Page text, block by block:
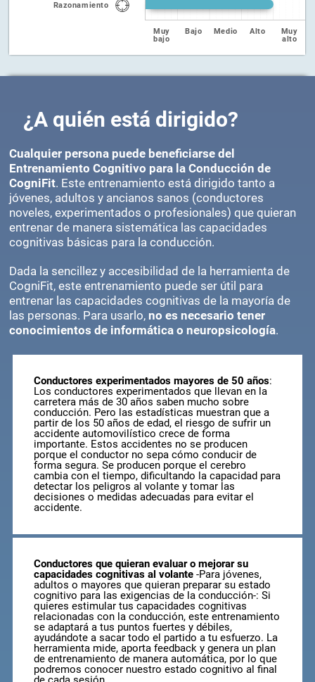
Razonamiento
Muy
bajo
Bajo Medio Alto
Muy
alto
¿A quién está dirigido?
Cualquier persona puede beneficiarse del
Entrenamiento Cognitivo para la Conducción de
CogniFit. Este entrenamiento está dirigido tanto a
jóvenes, adultos y ancianos sanos (conductores
noveles, experimentados o profesionales) que quieran
entrenar de manera sistemática las capacidades
cognitivas básicas para la conducción.
Dada la sencillez y accesibilidad de la herramienta de
CogniFit, este entrenamiento puede ser útil para
entrenar las capacidades cognitivas de la mayoría de
las personas. Para usarlo, no es necesario tener
conocimientos de informática o neuropsicología.
Conductores experimentados mayores de 50 años:
Los conductores experimentados que llevan en la
carretera más de 30 años saben mucho sobre
conducción. Pero las estadísticas muestran que a
partir de los 50 años de edad, el riesgo de sufrir un
accidente automovilístico crece de forma
importante. Estos accidentes no se producen
porque el conductor no sepa cómo conducir de
forma segura. Se producen porque el cerebro
cambia con el tiempo, dificultando la capacidad para
detectar los peligros al volante y tomar las
decisiones o medidas adecuadas para evitar el
accidente.
Conductores que quieran evaluar o mejorar su
capacidades cognitivas al volante-Para jóvenes,
adultos o mayores que quieran preparar su estado
cognitivo para las exigencias de la conducción-: Si
quieres estimular tus capacidades cognitivas
relacionadas con la conducción, este entrenamiento
se adaptará a tus puntos fuertes y débiles,
ayudándote a sacar todo el partido a tu esfuerzo. La
herramienta mide, aporta feedback y genera un plan
de entrenamiento de manera automática, por lo que
podremos conocer nuestro estado cognitivo al final